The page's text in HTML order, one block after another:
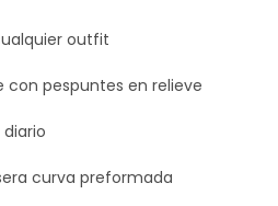
outfit
con pespuntes en relieve
diario
curva preformada